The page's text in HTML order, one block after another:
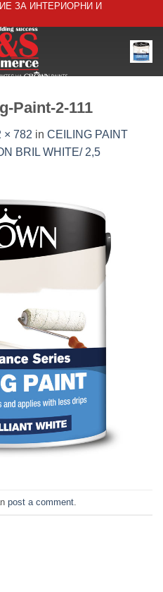
ЗА ИНТЕРИОРНИ И
Paint-2-111
× 782 in CEILING PAINT
BRIL WHITE/ 2,5
post a comment